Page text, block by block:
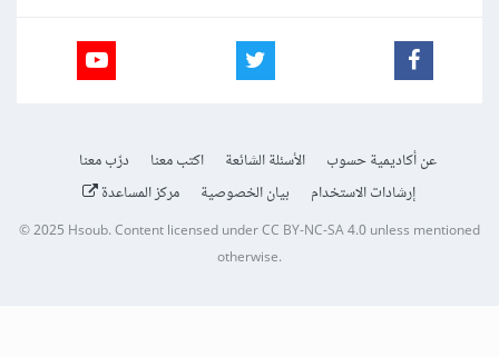
عن أكاديمية حسوب الأسئلة الشائعة اكتب معنا
درّب معنا
إرشادات الاستخدام
بيان الخصوصية مركز المساعدة
© 2025 Hsoub.Content licensed underCC BY-NC-SA 4.0unless mentioned
otherwise.